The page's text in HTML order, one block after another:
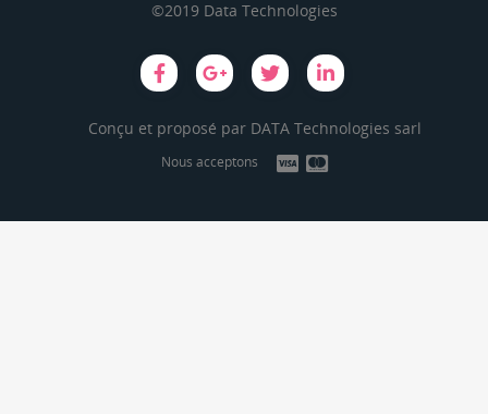
©2019 Data Technologies
Conçu et proposé par DATA Technologies sarl
Nous acceptons